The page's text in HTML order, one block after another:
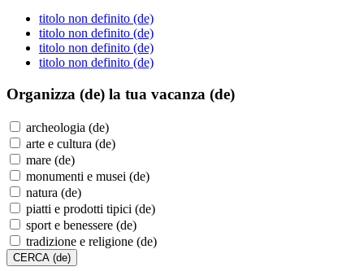
titolo non definito (de)
titolo non definito (de)
titolo non definito (de)
titolo non definito (de)
Organizza (de) la tua vacanza (de)
archeologia (de)
arte e cultura (de)
mare (de)
monumenti e musei (de)
natura (de)
piatti e prodotti tipici (de)
sport e benessere (de)
tradizione e religione (de)